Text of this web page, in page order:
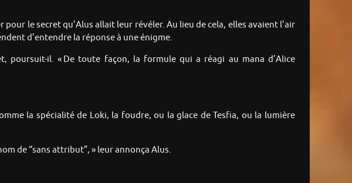
le secret qu’Alus allait leur révéler. Au lieu de cela, elles avaient l’air
d’entendre la réponse à une énigme.
poursuit-il. « De toute façon, la formule qui a réagi au mana d’Alice
la spécialité de Loki, la foudre, ou la glace de Tesfia, ou la lumière
de “sans attribut”, » leur annonça Alus.